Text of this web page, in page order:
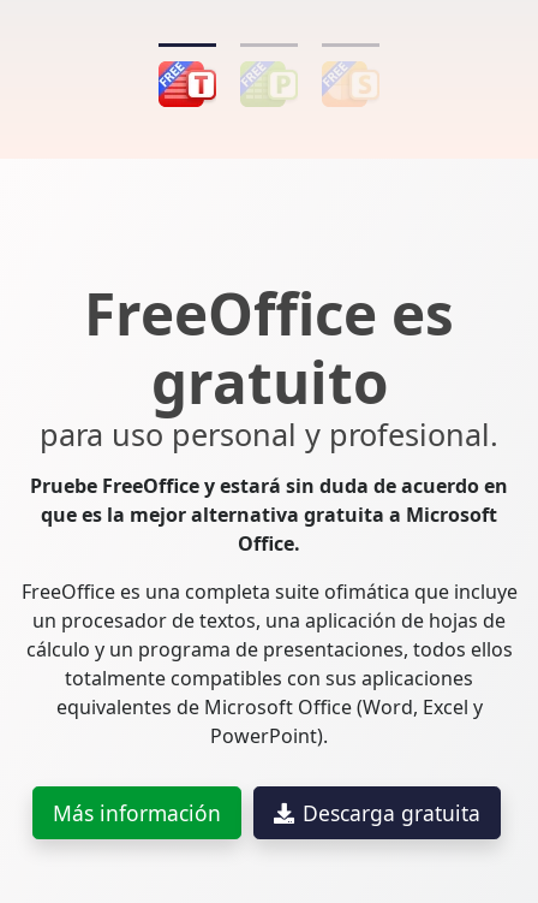
FreeOffice es
gratuito
para uso personal y profesional.
Pruebe FreeOffice y estará sin duda de acuerdo en
que es la mejor alternativa gratuita a Microsoft
Office.
FreeOffice es una completa suite ofimática que incluye
un procesador de textos, una aplicación de hojas de
cálculo y un programa de presentaciones, todos ellos
totalmente compatibles con sus aplicaciones
equivalentes de Microsoft Office (Word, Excel y
PowerPoint).
Más información Descarga gratuita